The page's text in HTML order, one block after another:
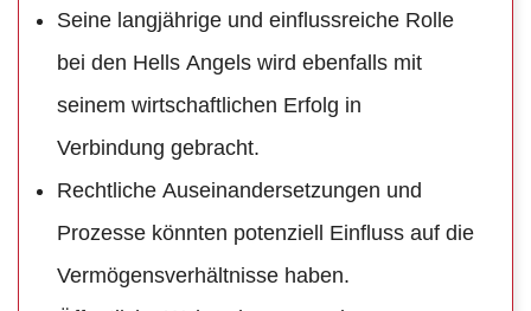
Seine langjährige und einflussreiche Rolle
bei den Hells Angels wird ebenfalls mit
seinem wirtschaftlichen Erfolg in
Verbindung gebracht.
Rechtliche Auseinandersetzungen und
Prozesse könnten potenziell Einfluss auf die
Vermögensverhältnisse haben.